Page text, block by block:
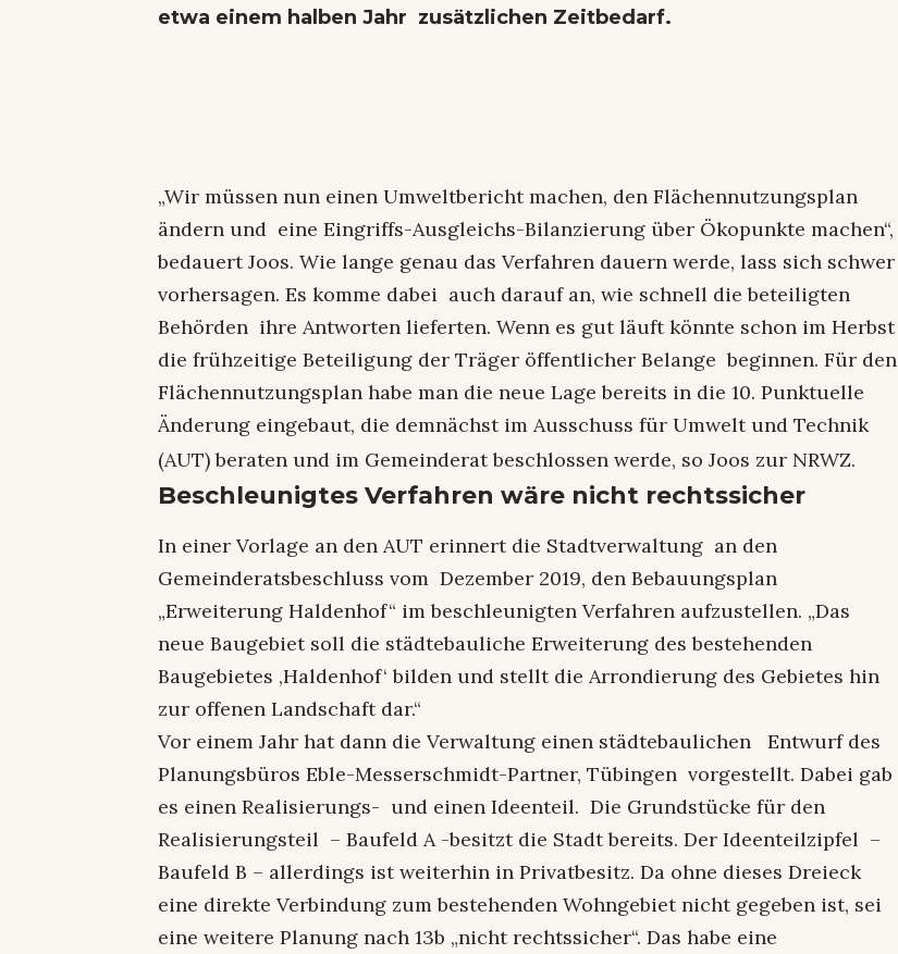
etwa einem halben Jahr zusätzlichen Zeitbedarf.
„Wir müssen nun einen Umweltbericht machen, den Flächennutzungsplan
ändern und eine Eingriffs-Ausgleichs-Bilanzierung über Ökopunkte machen“,
bedauert Joos. Wie lange genau das Verfahren dauern werde, lass sich schwer
vorhersagen. Es komme dabei auch darauf an, wie schnell die beteiligten
Behörden ihre Antworten lieferten. Wenn es gut läuft könnte schon im Herbst
die frühzeitige Beteiligung der Träger öffentlicher Belange beginnen. Für den
Flächennutzungsplan habe man die neue Lage bereits in die 10. Punktuelle
Änderung eingebaut, die demnächst im Ausschuss für Umwelt und Technik
(AUT) beraten und im Gemeinderat beschlossen werde, so Joos zur NRWZ.
Beschleunigtes Verfahren wäre nicht rechtssicher
In einer Vorlage an den AUT erinnert die Stadtverwaltung an den
Gemeinderatsbeschluss vom Dezember 2019, den Bebauungsplan
„Erweiterung Haldenhof“ im beschleunigten Verfahren aufzustellen. „Das
neue Baugebiet soll die städtebauliche Erweiterung des bestehenden
Baugebietes ‚Haldenhof‘ bilden und stellt die Arrondierung des Gebietes hin
zur offenen Landschaft dar.“
Vor einem Jahr hat dann die Verwaltung einen städtebaulichen Entwurf des
Planungsbüros Eble-Messerschmidt-Partner, Tübingen vorgestellt. Dabei gab
es einen Realisierungs- und einen Ideenteil. Die Grundstücke für den
Realisierungsteil – Baufeld A -besitzt die Stadt bereits. Der Ideenteilzipfel –
Baufeld B – allerdings ist weiterhin in Privatbesitz. Da ohne dieses Dreieck
eine direkte Verbindung zum bestehenden Wohngebiet nicht gegeben ist, sei
eine weitere Planung nach 13b „nicht rechtssicher“. Das habe eine